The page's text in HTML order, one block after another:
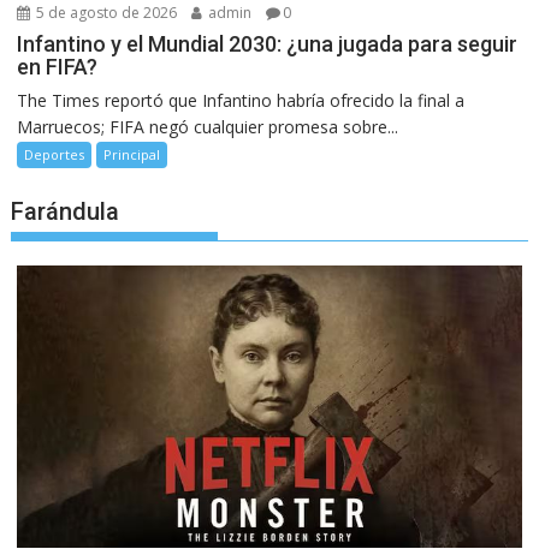
5 de agosto de 2026 admin 0
Infantino y el Mundial 2030: ¿una jugada para seguir
en FIFA?
The Times reportó que Infantino habría ofrecido la final a
Marruecos; FIFA negó cualquier promesa sobre...
Deportes Principal
Farándula